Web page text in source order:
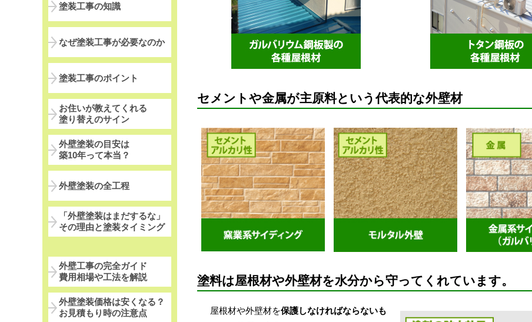
セメントや金属が主原料という代表的な外壁材
塗料は屋根材や外壁材を水分から守ってくれています。
屋根材や外壁材を保護しなければならないも
塗装工事の知識
なぜ塗装工事が必要なのか
塗装工事のポイント
お住いが教えてくれる
塗り替えのサイン
外壁塗装の目安は
築10年って本当？
外壁塗装の全工程
「外壁塗装はまだするな」
その理由と塗装タイミング
外壁工事の完全ガイド
費用相場や工法を解説
外壁塗装価格は安くなる？
お見積もり時の注意点